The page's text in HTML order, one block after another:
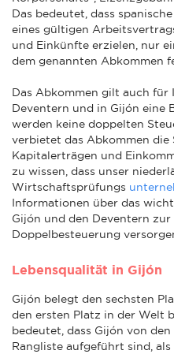
Das bedeutet, dass
eines gültigen
und Einkünfte erzielen, nur
dem genannten Abkommen
Das Abkommen gilt auch für
Deventern und in Gijón eine
werden keine doppelten
verbietet das Abkommen
Kapitalerträgen und
zu wissen, dass unser
Wirtschaftsprüfungs
Informationen über das
Gijón und den Deventern
Doppelbesteuerung
Lebensqualität in Gijón
Gijón belegt den sechsten
den ersten Platz in der Welt
bedeutet, dass Gijón von
Rangliste aufgeführt sind,